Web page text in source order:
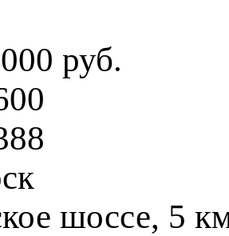
руб.
шоссе, 5